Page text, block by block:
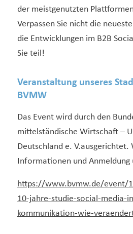
der meistgenutzten
Verpassen Sie nicht die
die Entwicklungen im B2B
Sie teil!
Veranstaltung unseres
BVMW
Das Event wird durch den
mittelständische Wirtschaft –
Deutschland e. V.ausgerichtet.
Informationen und Anmeldung
https://www.bvmw.de/event/
10-jahre-studie-social-media-
kommunikation-wie-